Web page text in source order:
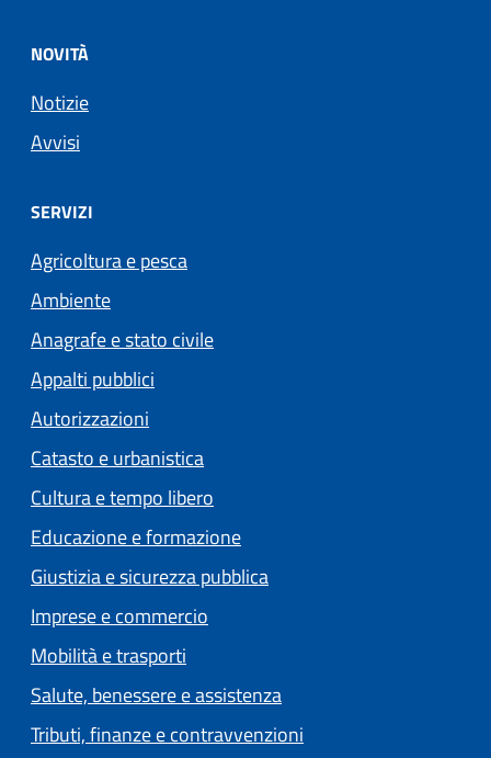
NOVITÀ
Notizie
Avvisi
SERVIZI
Agricoltura e pesca
Ambiente
Anagrafe e stato civile
Appalti pubblici
Autorizzazioni
Catasto e urbanistica
Cultura e tempo libero
Educazione e formazione
Giustizia e sicurezza pubblica
Imprese e commercio
Mobilità e trasporti
Salute, benessere e assistenza
Tributi, finanze e contravvenzioni